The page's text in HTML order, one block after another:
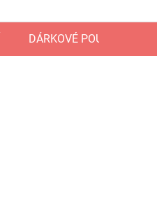
KOŠÍK
DÁRKOVÉ POUKAZY